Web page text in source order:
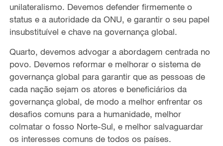
unilateralismo. Devemos defender firmemente o
status e a autoridade da ONU, e garantir o seu papel
insubstituível e chave na governança global.
Quarto, devemos advogar a abordagem centrada no
povo. Devemos reformar e melhorar o sistema de
governança global para garantir que as pessoas de
cada nação sejam os atores e beneficiários da
governança global, de modo a melhor enfrentar os
desafios comuns para a humanidade, melhor
colmatar o fosso Norte-Sul, e melhor salvaguardar
os interesses comuns de todos os países.